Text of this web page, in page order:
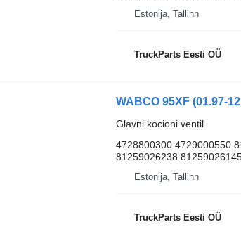
Estonija, Tallinn
TruckParts Eesti OÜ
Glavni kocioni ventil
4728800300 4729000550
81259026238
Estonija, Tallinn
TruckParts Eesti OÜ